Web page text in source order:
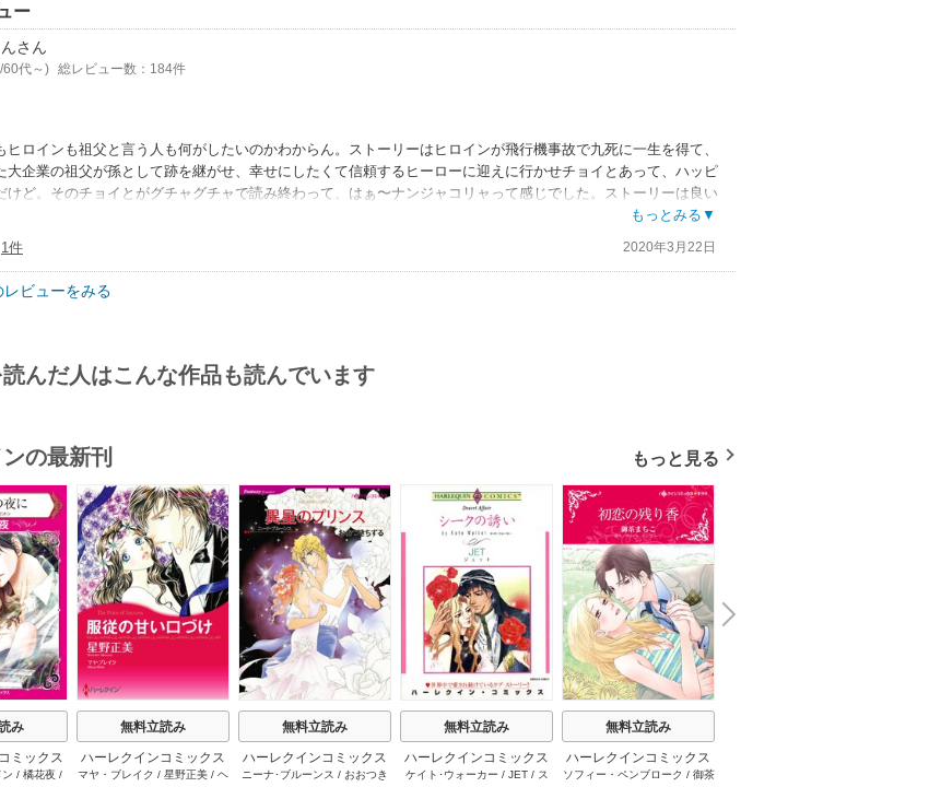
ー
さん
60代～) 総レビュー数：184件
ヒロインも祖父と言う人も何がしたいのかわからん。ストーリーはヒロインが飛行機事故で九死に一生を得て、
大企業の祖父が孫として跡を継がせ、幸せにしたくて信頼するヒーローに迎えに行かせチョイとあって、ハッピ
けど。そのチョイとがグチャグチャで読み終わって、はぁ〜ナンジャコリャって感じでした。ストーリーは良い
もっとみる▼
1件 2020年3月22日
ビューをみる
んだ人はこんな作品も読んでいます
の最新刊 もっと見る
み
ミックス
vol.1064
/ 橘花夜 /
無料立読み
ハーレクインコミックス
セット 2026年 vol.1002
マヤ・ブレイク / 星野正美 / ヘ
無料立読み
ハーレクインコミックス
セット 2026年 vol.1063
ニーナ･ブルーンス / おおつき
無料立読み
ハーレクインコミックス
セット 2026年 vol.1001
ケイト･ウォーカー / JET/ ス
無料立読み
ハーレクインコミックス
セット 2026年 vol.1062
ソフィー・ペンブローク / 御茶
N
e
x
t